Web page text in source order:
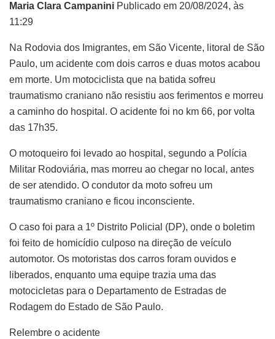
Maria Clara Campanini Publicado em 20/08/2024, às
11:29
Na Rodovia dos Imigrantes, em São Vicente, litoral de São
Paulo, um acidente com dois carros e duas motos acabou
em morte. Um motociclista que na batida sofreu
traumatismo craniano não resistiu aos ferimentos e morreu
a caminho do hospital. O acidente foi no km 66, por volta
das 17h35.
O motoqueiro foi levado ao hospital, segundo a Polícia
Militar Rodoviária, mas morreu ao chegar no local, antes
de ser atendido. O condutor da moto sofreu um
traumatismo craniano e ficou inconsciente.
O caso foi para a 1º Distrito Policial (DP), onde o boletim
foi feito de homicídio culposo na direção de veículo
automotor. Os motoristas dos carros foram ouvidos e
liberados, enquanto uma equipe trazia uma das
motocicletas para o Departamento de Estradas de
Rodagem do Estado de São Paulo.
Relembre o acidente